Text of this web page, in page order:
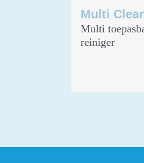
Multi
Multi
reiniger